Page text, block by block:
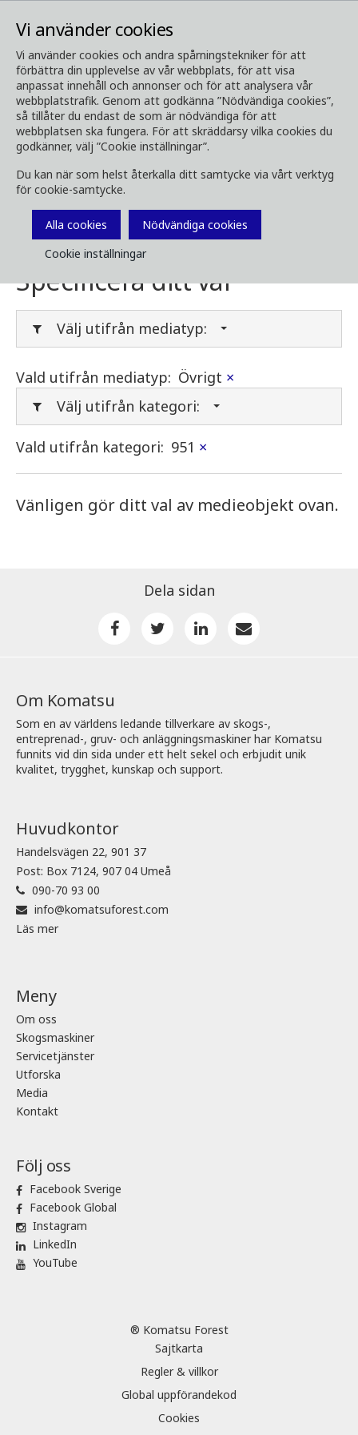
Vi använder cookies
Vi använder cookies och andra spårningstekniker för att
förbättra din upplevelse av vår webbplats, för att visa
anpassat innehåll och annonser och för att analysera vår
webbplatstrafik. Genom att godkänna ”Nödvändiga cookies”,
så tillåter du endast de som är nödvändiga för att
webbplatsen ska fungera. För att skräddarsy vilka cookies du
godkänner, välj ”Cookie inställningar”.
Du kan när som helst återkalla ditt samtycke via vårt verktyg
för cookie-samtycke.
Alla cookies
Nödvändiga cookies
Cookie inställningar
Media Ladda ner media
Ladda ner media
Här kan du ladda ner broschyrer, bilder, videor,
kundtidningar och annan media. Filtrera på
typ eller kategori i menyerna nedan.
Specificera ditt val
Välj utifrån mediatyp:
Vald utifrån mediatyp: Övrigt ×
Välj utifrån kategori:
Vald utifrån kategori: 951 ×
Vänligen gör ditt val av medieobjekt ovan.
Dela sidan
Om Komatsu
Som en av världens ledande tillverkare av skogs-,
entreprenad-, gruv- och anläggningsmaskiner har Komatsu
funnits vid din sida under ett helt sekel och erbjudit unik
kvalitet, trygghet, kunskap och support.
Huvudkontor
Handelsvägen 22, 901 37
Post: Box 7124, 907 04 Umeå
090-70 93 00
info@komatsuforest.com
Läs mer
Meny
Om oss
Skogsmaskiner
Servicetjänster
Utforska
Media
Kontakt
Följ oss
Facebook Sverige
Facebook Global
Instagram
LinkedIn
YouTube
® Komatsu Forest
Sajtkarta
Regler & villkor
Global uppförandekod
Cookies